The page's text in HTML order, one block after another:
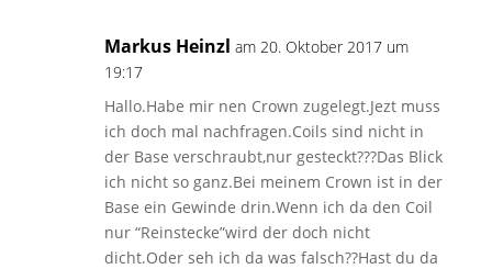
Markus Heinzl am 20. Oktober 2017 um
19:17
Hallo.Habe mir nen Crown zugelegt.Jezt muss
ich doch mal nachfragen.Coils sind nicht in
der Base verschraubt,nur gesteckt???Das Blick
ich nicht so ganz.Bei meinem Crown ist in der
Base ein Gewinde drin.Wenn ich da den Coil
nur “Reinstecke”wird der doch nicht
dicht.Oder seh ich da was falsch??Hast du da